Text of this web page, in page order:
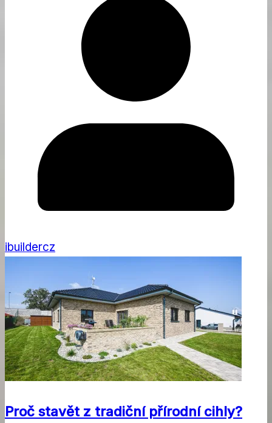
ibuildercz
Proč stavět z tradiční přírodní cihly?